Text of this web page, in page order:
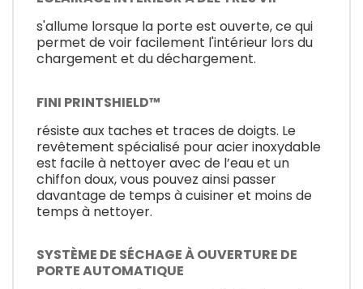
s'allume lorsque la porte est ouverte, ce qui
permet de voir facilement l'intérieur lors du
chargement et du déchargement.
FINI PRINTSHIELD™
résiste aux taches et traces de doigts. Le
revêtement spécialisé pour acier inoxydable
est facile à nettoyer avec de l’eau et un
chiffon doux, vous pouvez ainsi passer
davantage de temps à cuisiner et moins de
temps à nettoyer.
SYSTÈME DE SÉCHAGE À OUVERTURE DE
PORTE AUTOMATIQUE